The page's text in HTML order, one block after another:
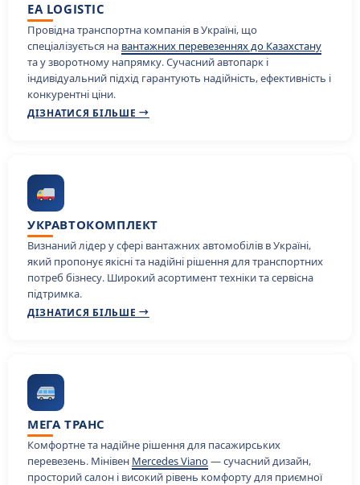
EA LOGISTIC
Провідна транспортна компанія в Україні, що
спеціалізується на вантажних перевезеннях до Казахстану
та у зворотному напрямку. Сучасний автопарк і
індивідуальний підхід гарантують надійність, ефективність і
конкурентні ціни.
ДІЗНАТИСЯ БІЛЬШЕ →
УКРАВТОКОМПЛЕКТ
Визнаний лідер у сфері вантажних автомобілів в Україні,
який пропонує якісні та надійні рішення для транспортних
потреб бізнесу. Широкий асортимент техніки та сервісна
підтримка.
ДІЗНАТИСЯ БІЛЬШЕ →
МЕГА ТРАНС
Комфортне та надійне рішення для пасажирських
перевезень. Мінівен Mercedes Viano — сучасний дизайн,
просторий салон і високий рівень комфорту для приємної